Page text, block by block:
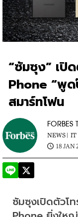
“ซัมซุง” เปิ
Phone “พูด
สมาร์ทโฟน
NEWS | IT
18 JAN
ซัมซุงเปิดตัวโ